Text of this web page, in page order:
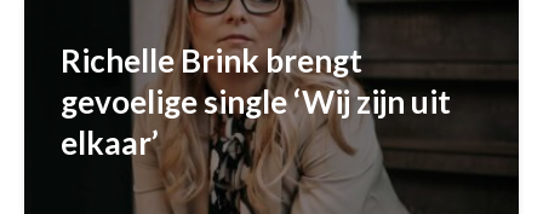
Richelle Brink brengt
gevoelige single ‘Wij zijn uit
elkaar’